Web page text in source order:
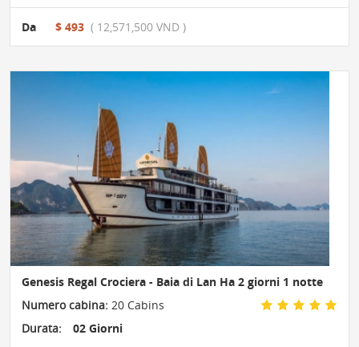
Da $ 493 ( 12,571,500 VND )
Genesis Regal Crociera - Baia di Lan Ha 2 giorni 1 notte
Numero cabina: 20 Cabins
Durata:
02 Giorni